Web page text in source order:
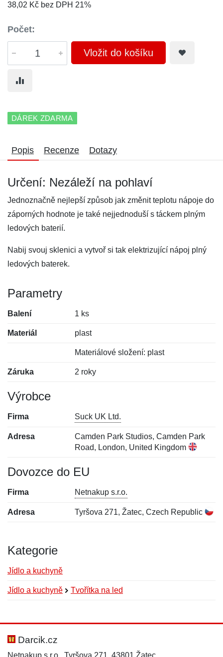
38,02 Kč bez DPH 21%
Počet:
Vložit do košíku
DÁREK ZDARMA
Popis Recenze Dotazy
Určení: Nezáleží na pohlaví
Jednoznačně nejlepší způsob jak změnit teplotu nápoje do
záporných hodnote je také nejjednoduší s táckem plným
ledových baterií.
Nabij svouj sklenici a vytvoř si tak elektrizující nápoj plný
ledových baterek.
Parametry
Balení 1 ks
Materiál plast
Materiálové složení: plast
Záruka 2 roky
Výrobce
Firma Suck UK Ltd.
Adresa
Camden Park Studios, Camden Park
Road, London, United Kingdom
Dovozce do EU
Firma Netnakup s.r.o.
Adresa Tyršova 271, Žatec, Czech Republic
Kategorie
Jídlo a kuchyně
Jídlo a kuchyně Tvořítka na led
Hodnocení:
Jméno:
Darcik.cz
Netnakup s.r.o., Tyršova 271, 43801 Žatec